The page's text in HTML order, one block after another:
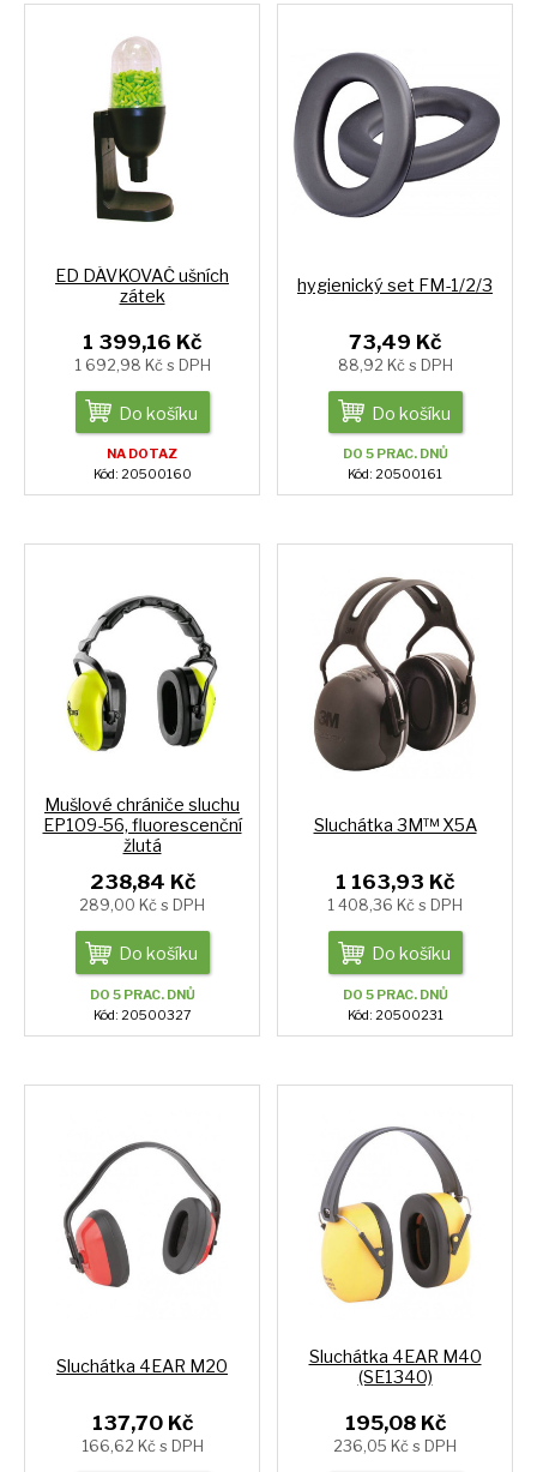
ED DÁVKOVAČ ušních
zátek
1 399,16 Kč
1 692,98 Kč s DPH
Do košíku
NA DOTAZ
Kód: 20500160
hygienický set FM-1/2/3
73,49 Kč
88,92 Kč s DPH
Do košíku
DO 5 PRAC. DNŮ
Kód: 20500161
Mušlové chrániče sluchu
EP109-56, fluorescenční
žlutá
238,84 Kč
289,00 Kč s DPH
Do košíku
DO 5 PRAC. DNŮ
Kód: 20500327
Sluchátka 3M™ X5A
1 163,93 Kč
1 408,36 Kč s DPH
Do košíku
DO 5 PRAC. DNŮ
Kód: 20500231
Sluchátka 4EAR M20
137,70 Kč
166,62 Kč s DPH
Sluchátka 4EAR M40
(SE1340)
195,08 Kč
236,05 Kč s DPH